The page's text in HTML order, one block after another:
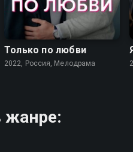
Только по любви
2022, Россия, Мелодрама
жанре: